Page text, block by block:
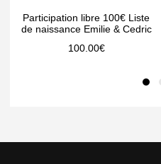
Participation libre 100€ Liste
de naissance Emilie & Cedric
100.00€